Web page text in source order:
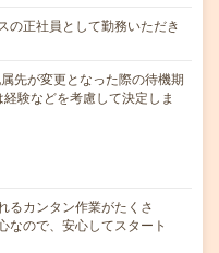
の正社員として勤務いただき
が変更となった際の待機期
験などを考慮して決定しま
るカンタン作業がたくさ
なので、安心してスタート